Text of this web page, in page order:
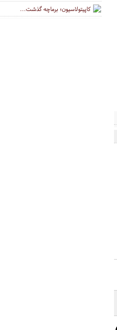
کاپیتولاسیون؛ برماچه گذشت...